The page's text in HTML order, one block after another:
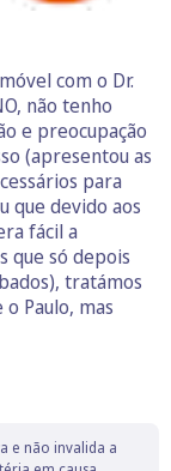
com o Dr.
não tenho
e preocupação
(apresentou as
para
que devido aos
fácil a
que só depois
tratámos
Paulo, mas
e não invalida a